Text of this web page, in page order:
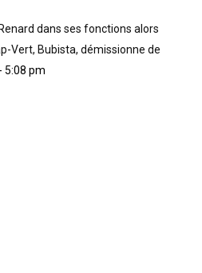
dans ses fonctions alors
Vert, Bubista, démissionne de
5:08 pm